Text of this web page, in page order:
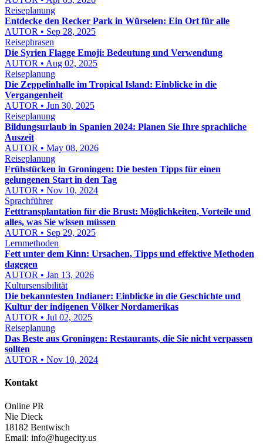
Reiseplanung
Entdecke den Recker Park in Würselen: Ein Ort für alle
AUTOR • Sep 28, 2025
Reisephrasen
Die Syrien Flagge Emoji: Bedeutung und Verwendung
AUTOR • Aug 02, 2025
Reiseplanung
Die Zeppelinhalle im Tropical Island: Einblicke in die
Vergangenheit
AUTOR • Jun 30, 2025
Reiseplanung
Bildungsurlaub in Spanien 2024: Planen Sie Ihre sprachliche
Auszeit
AUTOR • May 08, 2026
Reiseplanung
Frühstücken in Groningen: Die besten Tipps für einen
gelungenen Start in den Tag
AUTOR • Nov 10, 2024
Sprachführer
Fetttransplantation für die Brust: Möglichkeiten, Vorteile und
alles, was Sie wissen müssen
AUTOR • Sep 29, 2025
Lernmethoden
Fett unter dem Kinn: Ursachen, Tipps und effektive Methoden
dagegen
AUTOR • Jan 13, 2026
Kultursensibilität
Die bekanntesten Indianer: Einblicke in die Geschichte und
Kultur der indigenen Völker Nordamerikas
AUTOR • Jul 02, 2025
Reiseplanung
Das Beste aus Groningen: Restaurants, die Sie nicht verpassen
sollten
AUTOR • Nov 10, 2024
Kontakt
Online PR
Nie Dieck
18182 Bentwisch
Email: info@hugecity.us